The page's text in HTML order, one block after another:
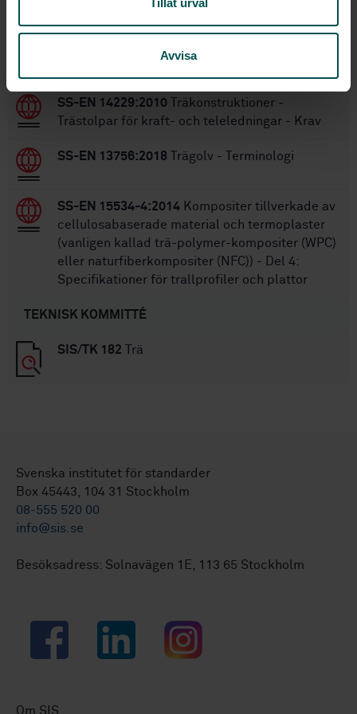
Tillåt urval
Avvisa
Inom samma område
SS-EN 14229:2010 Träkonstruktioner -
Trästolpar för kraft- och teleledningar - Krav
SS-EN 13756:2018 Trägolv - Terminologi
SS-EN 15534-4:2014 Kompositer tillverkade av
cellulosabaserade material och termoplaster
(vanligen kallad trä-polymer-kompositer (WPC)
eller naturfiberkompositer (NFC)) - Del 4:
Specifikationer för trallprofiler och plattor
TEKNISK KOMMITTÉ
SIS/TK 182 Trä
Svenska institutet för standarder
Box 45443, 104 31 Stockholm
08-555 520 00
info@sis.se
Besöksadress: Solnavägen 1E, 113 65 Stockholm
Facebook LinkedIn Instagram
Om SIS